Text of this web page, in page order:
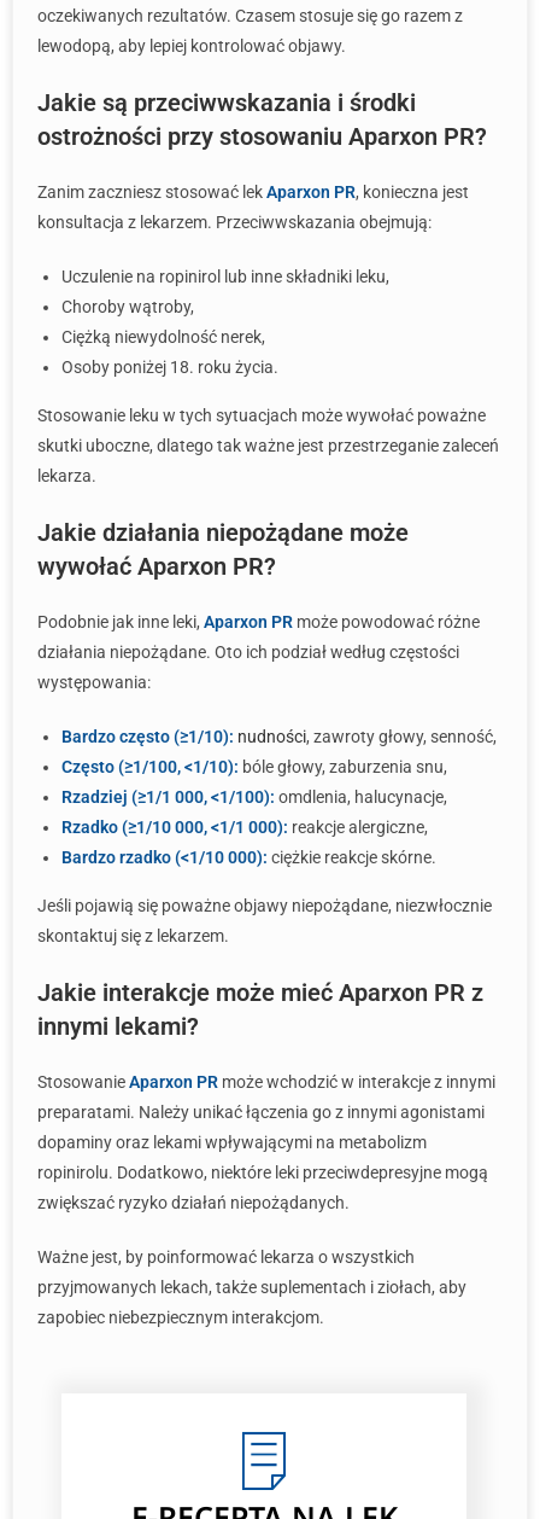
oczekiwanych rezultatów. Czasem stosuje się go razem z
lewodopą, aby lepiej kontrolować objawy.
Jakie są przeciwwskazania i środki
ostrożności przy stosowaniu Aparxon PR?
Zanim zaczniesz stosować lekAparxon PR, konieczna jest
konsultacja z lekarzem. Przeciwwskazania obejmują:
Uczulenie na ropinirol lub inne składniki leku,
Choroby wątroby,
Ciężką niewydolność nerek,
Osoby poniżej 18. roku życia.
Stosowanie leku w tych sytuacjach może wywołać poważne
skutki uboczne, dlatego tak ważne jest przestrzeganie zaleceń
lekarza.
Jakie działania niepożądane może
wywołać Aparxon PR?
Podobnie jak inne leki, Aparxon PR może powodować różne
działania niepożądane. Oto ich podział według częstości
występowania:
Bardzo często (≥1/10): nudności, zawroty głowy, senność,
Często (≥1/100, <1/10): bóle głowy, zaburzenia snu,
Rzadziej (≥1/1 000, <1/100): omdlenia, halucynacje,
Rzadko (≥1/10 000, <1/1 000): reakcje alergiczne,
Bardzo rzadko (<1/10 000): ciężkie reakcje skórne.
Jeśli pojawią się poważne objawy niepożądane, niezwłocznie
skontaktuj się z lekarzem.
Jakie interakcje może mieć Aparxon PR z
innymi lekami?
StosowanieAparxon PR może wchodzić w interakcje z innymi
preparatami. Należy unikać łączenia go z innymi agonistami
dopaminy oraz lekami wpływającymi na metabolizm
ropinirolu. Dodatkowo, niektóre leki przeciwdepresyjne mogą
zwiększać ryzyko działań niepożądanych.
Ważne jest, by poinformować lekarza o wszystkich
przyjmowanych lekach, także suplementach i ziołach, aby
zapobiec niebezpiecznym interakcjom.